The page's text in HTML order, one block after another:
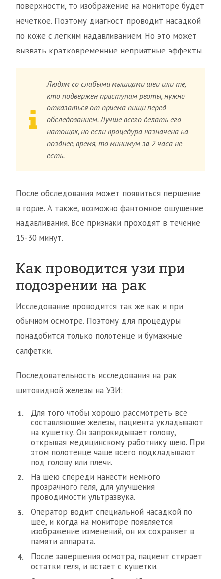
поверхности, то изображение на мониторе будет
нечеткое. Поэтому диагност проводит насадкой
по коже с легким надавливанием. Но это может
вызвать кратковременные неприятные эффекты.
Людям со слабыми мышцами шеи или те,
кто подвержен приступам рвоты, нужно
отказаться от приема пищи перед
обследованием. Лучше всего делать его
натощак, но если процедура назначена на
позднее, время, то минимум за 2 часа не
есть.
После обследования может появиться першение
в горле. А также, возможно фантомное ощущение
надавливания. Все признаки проходят в течение
15-30 минут.
Как проводится узи при
подозрении на рак
Исследование проводится так же как и при
обычном осмотре. Поэтому для процедуры
понадобится только полотенце и бумажные
салфетки.
Последовательность исследования на рак
щитовидной железы на УЗИ:
Для того чтобы хорошо рассмотреть все
составляющие железы, пациента укладывают
на кушетку. Он запрокидывает голову,
открывая медицинскому работнику шею. При
этом полотенце чаще всего подкладывают
под голову или плечи.
На шею спереди нанести немного
прозрачного геля, для улучшения
проводимости ультразвука.
Оператор водит специальной насадкой по
шее, и когда на мониторе появляется
изображение изменений, он их сохраняет в
памяти аппарата.
После завершения осмотра, пациент стирает
остатки геля, и встает с кушетки.